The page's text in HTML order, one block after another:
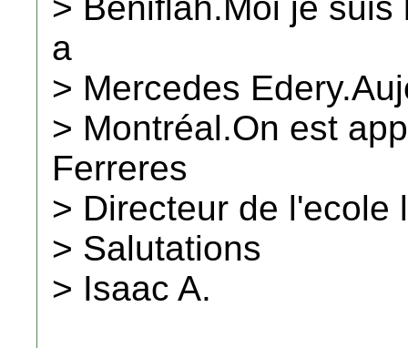
a
> Mercedes
> Montréal.On est
Ferreres
> Directeur de l'ecole
> Salutations
> Isaac A.